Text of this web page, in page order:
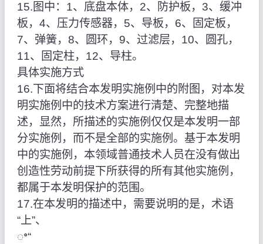
15.图中：1、底盘本体，2、防护板，3、缓冲
板，4、压力传感器，5、导板，6、固定板，
7、弹簧，8、圆环，9、过滤层，10、圆孔，
11、固定柱，12、导柱。
具体实施方式
16.下面将结合本发明实施例中的附图，对本发
明实施例中的技术方案进行清楚、完整地描
述，显然，所描述的实施例仅仅是本发明一部
分实施例，而不是全部的实施例。基于本发明
中的实施例，本领域普通技术人员在没有做出
创造性劳动前提下所获得的所有其他实施例，
都属于本发明保护的范围。
17.在本发明的描述中，需要说明的是，术语
“上”、
ꢀ“